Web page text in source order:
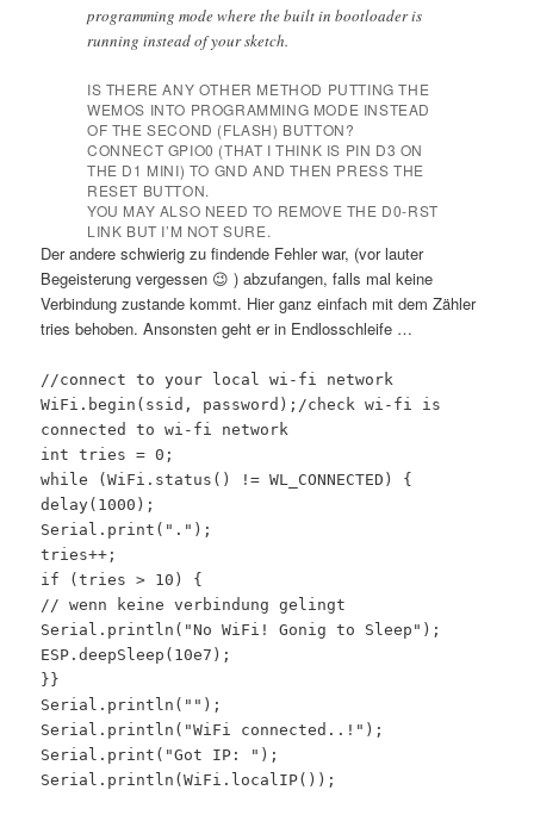
programming mode where the built in bootloader is
running instead of your sketch.
IS THERE ANY OTHER METHOD PUTTING THE
WEMOS INTO PROGRAMMING MODE INSTEAD
OF THE SECOND (FLASH) BUTTON?
CONNECT GPIO0 (THAT I THINK IS PIN D3 ON
THE D1 MINI) TO GND AND THEN PRESS THE
RESET BUTTON.
YOU MAY ALSO NEED TO REMOVE THE D0-RST
LINK BUT I’M NOT SURE.
Der andere schwierig zu findende Fehler war, (vor lauter
Begeisterung vergessen 😉 ) abzufangen, falls mal keine
Verbindung zustande kommt. Hier ganz einfach mit dem Zähler
tries behoben. Ansonsten geht er in Endlosschleife …
//connect to your local wi-fi network
WiFi.begin(ssid, password);/check wi-fi is
connected to wi-fi network
int tries = 0;
while (WiFi.status() != WL_CONNECTED) {
delay(1000);
Serial.print(".");
tries++;
if (tries > 10) {
// wenn keine verbindung gelingt
Serial.println("No WiFi! Gonig to Sleep");
ESP.deepSleep(10e7);
}}
Serial.println("");
Serial.println("WiFi connected..!");
Serial.print("Got IP: ");
Serial.println(WiFi.localIP());